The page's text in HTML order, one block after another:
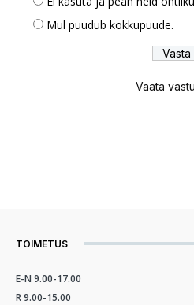
Mul puudub kokkupuude.
Vaata
TOIMETUS
E-N 9.00-17.00
R 9.00-15.00